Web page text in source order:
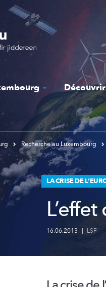
Découvrir
Recherche au Luxembourg
LA CRISE DE
16.06.2013 | LSF